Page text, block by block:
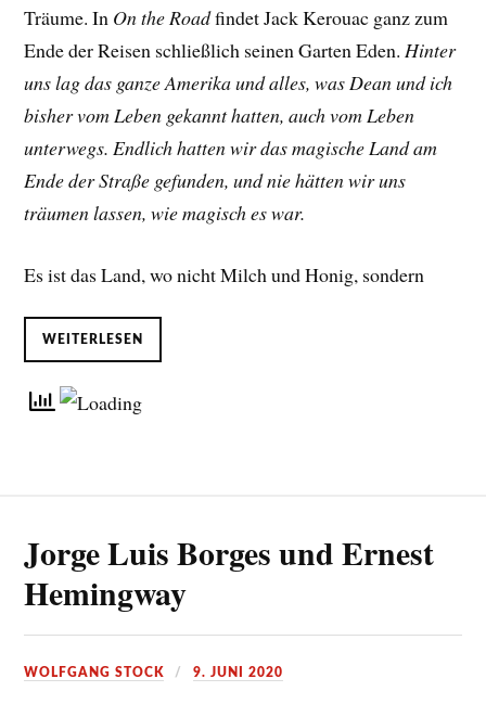
Träume. In On the Roadfindet Jack Kerouac ganz zum
Ende der Reisen schließlich seinen Garten Eden.Hinter
uns lag das ganze Amerika und alles, was Dean und ich
bisher vom Leben gekannt hatten, auch vom Leben
unterwegs. Endlich hatten wir das magische Land am
Ende der Straße gefunden, und nie hätten wir uns
träumen lassen, wie magisch es war.
Es ist das Land, wo nicht Milch und Honig, sondern
WEITERLESEN
Jorge Luis Borges und Ernest
Hemingway
WOLFGANG STOCK 9. JUNI 2020